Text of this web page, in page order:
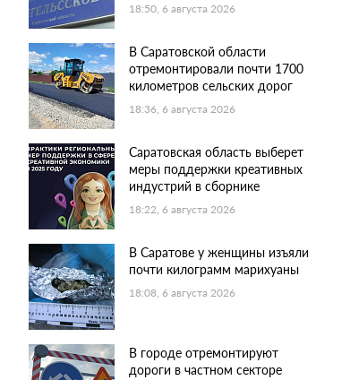
18:50, 6 августа 2026
В Саратовской области
отремонтировали почти 1700
километров сельских дорог
18:36, 6 августа 2026
Саратовская область выберет
меры поддержки креативных
индустрий в сборнике
18:22, 6 августа 2026
В Саратове у женщины изъяли
почти килограмм марихуаны
18:08, 6 августа 2026
В городе отремонтируют
дороги в частном секторе